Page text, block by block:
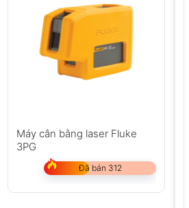
Máy cân bằng laser Fluke
3PG
Đã bán 312